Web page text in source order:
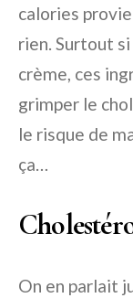
calories
rien. Surtout
crème, ces
grimper le
le risque de
ça…
On en parlait